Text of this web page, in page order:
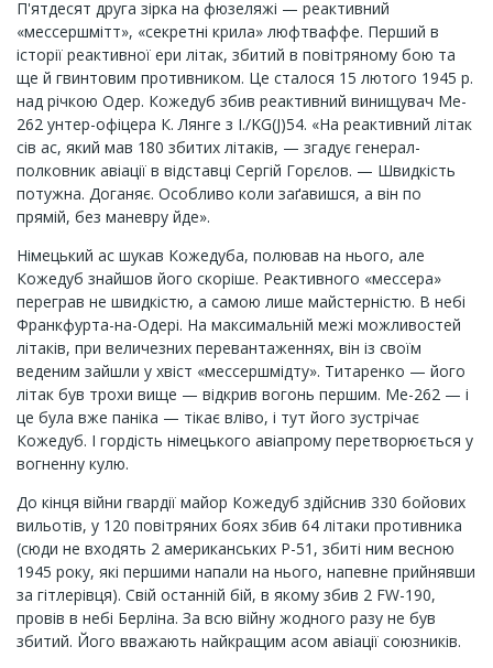
П'ятдесят друга зірка на фюзеляжі — реактивний
«мессершмітт», «секретні крила» люфтваффе. Перший в
історії реактивної ери літак, збитий в повітряному бою та
ще й гвинтовим противником. Це сталося 15 лютого 1945 р.
над річкою Одер. Кожедуб збив реактивний винищувач Me-
262 унтер-офіцера К. Лянге з I./KG(J)54. «На реактивний літак
сів ас, який мав 180 збитих літаків, — згадує генерал-
полковник авіації в відставці Сергій Горєлов. — Швидкість
потужна. Доганяє. Особливо коли заґавишся, а він по
прямій, без маневру йде».
Німецький ас шукав Кожедуба, полював на нього, але
Кожедуб знайшов його скоріше. Реактивного «мессера»
переграв не швидкістю, а самою лише майстерністю. В небі
Франкфурта-на-Одері. На максимальній межі можливостей
літаків, при величезних перевантаженнях, він із своїм
веденим зайшли у хвіст «мессершмідту». Титаренко — його
літак був трохи вище — відкрив вогонь першим. Ме-262 — і
це була вже паніка — тікає вліво, і тут його зустрічає
Кожедуб. І гордість німецького авіапрому перетворюється у
вогненну кулю.
До кінця війни гвардії майор Кожедуб здійснив 330 бойових
вильотів, у 120 повітряних боях збив 64 літаки противника
(сюди не входять 2 американських P-51, збиті ним весною
1945 року, які першими напали на нього, напевне прийнявши
за гітлерівця). Свій останній бій, в якому збив 2 FW-190,
провів в небі Берліна. За всю війну жодного разу не був
збитий. Його вважають найкращим асом авіації союзників.